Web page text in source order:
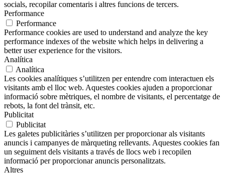
socials, recopilar comentaris i altres funcions de tercers.
Performance
Performance
Performance cookies are used to understand and analyze the key
performance indexes of the website which helps in delivering a
better user experience for the visitors.
Analítica
Analítica
Les cookies analítiques s’utilitzen per entendre com interactuen els
visitants amb el lloc web. Aquestes cookies ajuden a proporcionar
informació sobre mètriques, el nombre de visitants, el percentatge de
rebots, la font del trànsit, etc.
Publicitat
Publicitat
Les galetes publicitàries s’utilitzen per proporcionar als visitants
anuncis i campanyes de màrqueting rellevants. Aquestes cookies fan
un seguiment dels visitants a través de llocs web i recopilen
informació per proporcionar anuncis personalitzats.
Altres